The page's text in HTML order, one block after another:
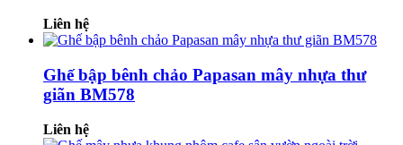
Liên hệ
Ghế bập bênh chảo Papasan mây nhựa thư
giãn BM578
Liên hệ